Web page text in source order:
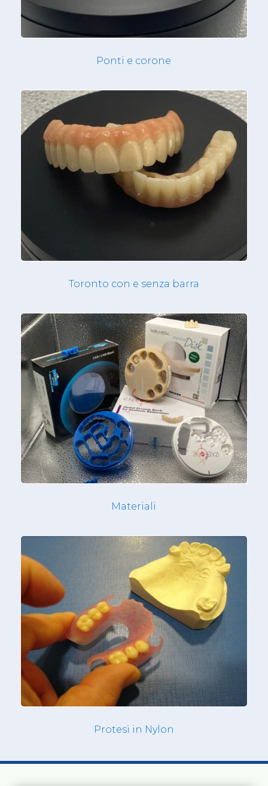
Ponti e corone
Toronto con e senza barra
Materiali
Protesi in Nylon